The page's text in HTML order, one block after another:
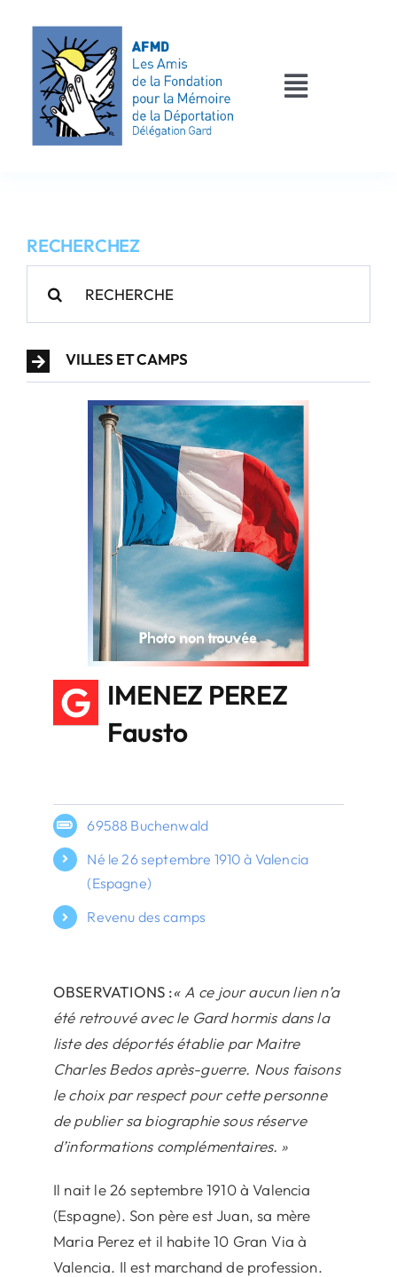
contenu
Toggle
AFMD 30
Les victimes
RECHERCHEZ
VILLES ET CAMPS
G IMENEZ PEREZ
Fausto
69588 Buchenwald
Né le 26 septembre 1910 à Valencia
(Espagne)
Revenu des camps
OBSERVATIONS :« A ce jour aucun lien n’a
été retrouvé avec le Gard hormis dans la
liste des déportés établie par Maitre
Charles Bedos après-guerre. Nous faisons
le choix par respect pour cette personne
de publier sa biographie sous réserve
d’informations complémentaires. »
Il nait le 26 septembre 1910 à Valencia
(Espagne). Son père est Juan, sa mère
Maria Perez et il habite 10 Gran Via à
Valencia. Il est marchand de profession.